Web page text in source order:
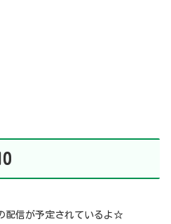
配信が予定されているよ☆